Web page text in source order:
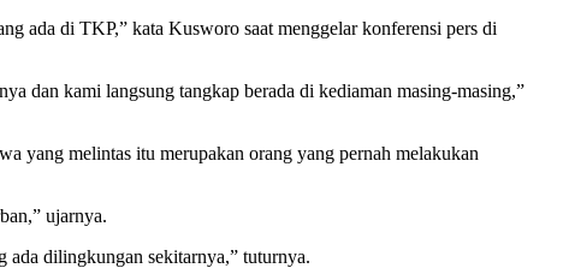
ada di TKP,” kata Kusworo saat menggelar konferensi pers di
dan kami langsung tangkap berada di kediaman masing-masing,”
yang melintas itu merupakan orang yang pernah melakukan
ujarnya.
ada dilingkungan sekitarnya,” tuturnya.